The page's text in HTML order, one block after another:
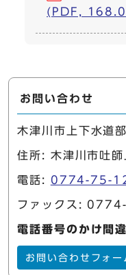
(PDF,
お問い合わせ
木津川市上下水道
住所: 木津川市吐
電話: 0774-75-
ファックス:
電話番号のかけ間
お問い合わせフォー